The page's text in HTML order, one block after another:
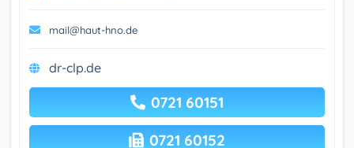
mail@haut-hno.de
dr-clp.de
0721 60151
0721 60152